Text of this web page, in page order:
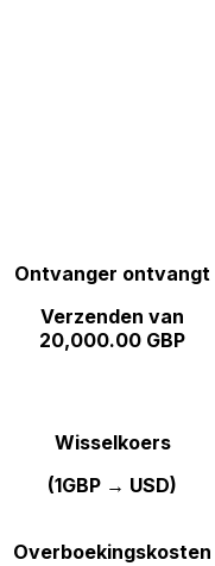
Ontvanger ontvangt
Verzenden van
20,000.00 GBP
Wisselkoers
(1GBP → USD)
Overboekingskosten